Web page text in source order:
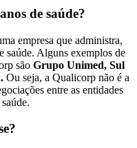
de saúde?
empresa que administra,
saúde. Alguns exemplos de
são Grupo Unimed, Sul
Ou seja, a Qualicorp não é a
entre as entidades